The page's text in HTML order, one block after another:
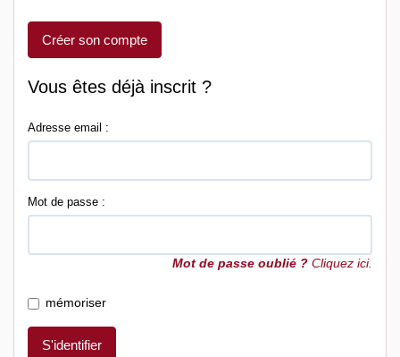
Créer son compte
Vous êtes déjà inscrit ?
Adresse email :
Mot de passe :
Mot de passe oublié ? Cliquez ici.
mémoriser
S'identifier